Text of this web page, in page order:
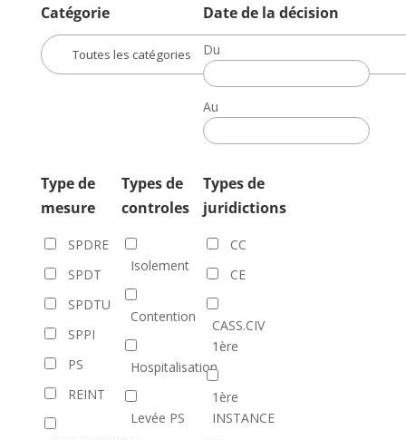
Catégorie Date de la décision
Du
Date
de
la
décision
Au
Date
de
décision
Type de
mesure
SPDRE
SPDT
SPDTU
SPPI
PS
REINT
Types de
controles
Isolement
Contention
Hospitalisation
Levée PS
Types de
juridictions
CC
CE
CASS.CIV
1ère
1ère
INSTANCE